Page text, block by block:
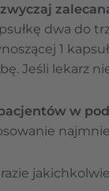
dwa do
1
Jeśli lekarz
w